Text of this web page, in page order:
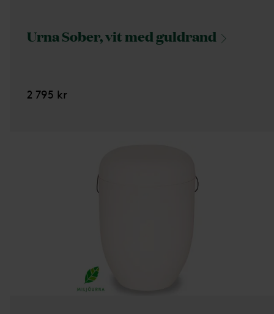
Urna Sober, vit medguldrand
2 795 kr